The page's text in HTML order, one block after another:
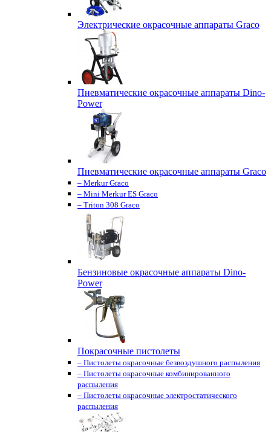
Электрические окрасочные аппараты Graco
Пневматические окрасочные аппараты Dino-
Power
Пневматические окрасочные аппараты Graco
– Merkur Graco
– Mini Merkur ES Graco
– Triton 308 Graco
Бензиновые окрасочные аппараты Dino-
Power
Покрасочные пистолеты
– Пистолеты окрасочные безвоздушного распыления
– Пистолеты окрасочные комбинированного
распыления
– Пистолеты окрасочные электростатического
распыления